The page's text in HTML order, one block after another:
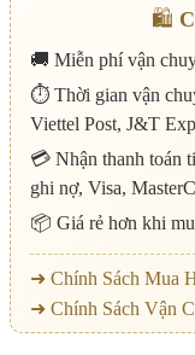
🛍️
🚚 Miễn phí vận
⏱️ Thời gian vận
Viettel Post, J&T
💳 Nhận thanh toán
ghi nợ, Visa,
📦 Giá rẻ hơn khi
➜ Chính Sách Mua
➜ Chính Sách Vận